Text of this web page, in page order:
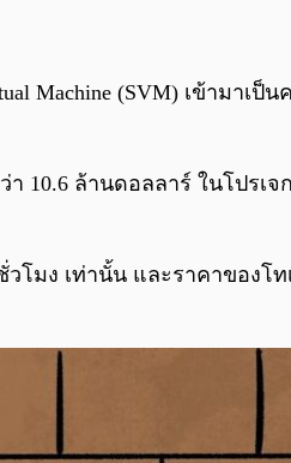
Machine (SVM) เข้ามาเ
10.6 ล้านดอลลาร์ ในโปร
โมง เท่านั้น และราคาของโท